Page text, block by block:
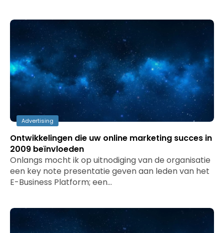
Advertising
Ontwikkelingen die uw online marketing succes in
2009 beïnvloeden
Onlangs mocht ik op uitnodiging van de organisatie
een key note presentatie geven aan leden van het
E-Business Platform; een…